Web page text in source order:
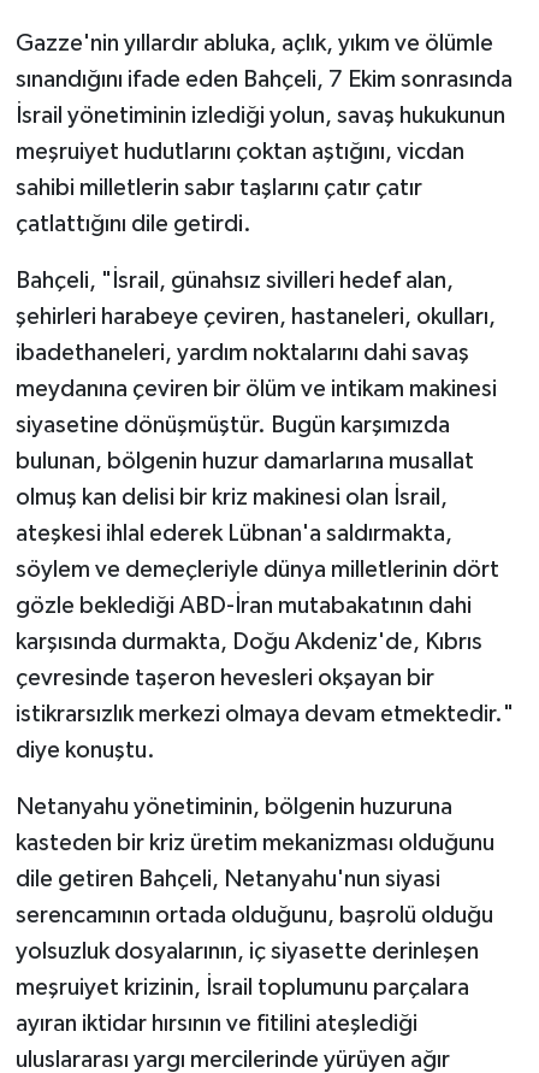
Gazze'nin yıllardır abluka, açlık, yıkım ve ölümle
sınandığını ifade eden Bahçeli, 7 Ekim sonrasında
İsrail yönetiminin izlediği yolun, savaş hukukunun
meşruiyet hudutlarını çoktan aştığını, vicdan
sahibi milletlerin sabır taşlarını çatır çatır
çatlattığını dile getirdi.
Bahçeli, "İsrail, günahsız sivilleri hedef alan,
şehirleri harabeye çeviren, hastaneleri, okulları,
ibadethaneleri, yardım noktalarını dahi savaş
meydanına çeviren bir ölüm ve intikam makinesi
siyasetine dönüşmüştür. Bugün karşımızda
bulunan, bölgenin huzur damarlarına musallat
olmuş kan delisi bir kriz makinesi olan İsrail,
ateşkesi ihlal ederek Lübnan'a saldırmakta,
söylem ve demeçleriyle dünya milletlerinin dört
gözle beklediği ABD-İran mutabakatının dahi
karşısında durmakta, Doğu Akdeniz'de, Kıbrıs
çevresinde taşeron hevesleri okşayan bir
istikrarsızlık merkezi olmaya devam etmektedir."
diye konuştu.
Netanyahu yönetiminin, bölgenin huzuruna
kasteden bir kriz üretim mekanizması olduğunu
dile getiren Bahçeli, Netanyahu'nun siyasi
serencamının ortada olduğunu, başrolü olduğu
yolsuzluk dosyalarının, iç siyasette derinleşen
meşruiyet krizinin, İsrail toplumunu parçalara
ayıran iktidar hırsının ve fitilini ateşlediği
uluslararası yargı mercilerinde yürüyen ağır